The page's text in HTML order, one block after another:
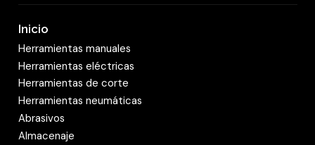
Inicio
Herramientas manuales
Herramientas eléctricas
Herramientas de corte
Herramientas neumáticas
Abrasivos
Almacenaje